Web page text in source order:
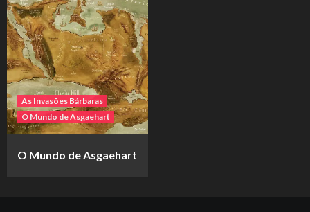
As Invasões Bárbaras
O Mundo de Asgaehart
O Mundo de Asgaehart